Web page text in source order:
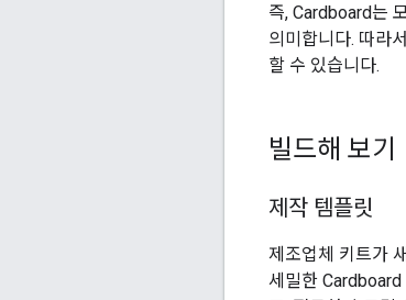
즉, Cardboard는
의미합니다. 따라
할 수 있습니다.
빌드해 보기
제작 템플릿
제조업체 키트가
세밀한